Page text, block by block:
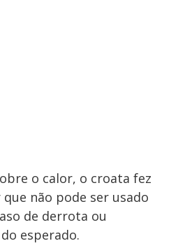
o calor, o croata fez
não pode ser usado
de derrota ou
esperado.